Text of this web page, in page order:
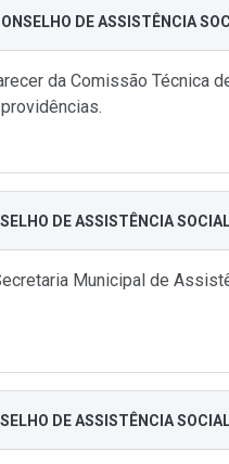
DE ASSISTÊNCIA
da Comissão Técnica
DE ASSISTÊNCIA
Municipal de
DE ASSISTÊNCIA